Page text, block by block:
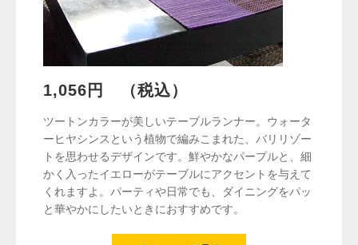
1,056円 （税込）
ツートンカラーが美しいテーブルランナー。ウォータ
ーヒヤシンスという植物で編みこまれた、バリリゾー
トを思わせるデザインです。鮮やかなパープルと、細
かく入ったイエローがテーブルにアクセントを与えて
くれますよ。パーティや日常でも、ダイニングをパッ
と華やかにしたいときにおすすめです。